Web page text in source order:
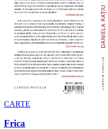
CARTE
Frica